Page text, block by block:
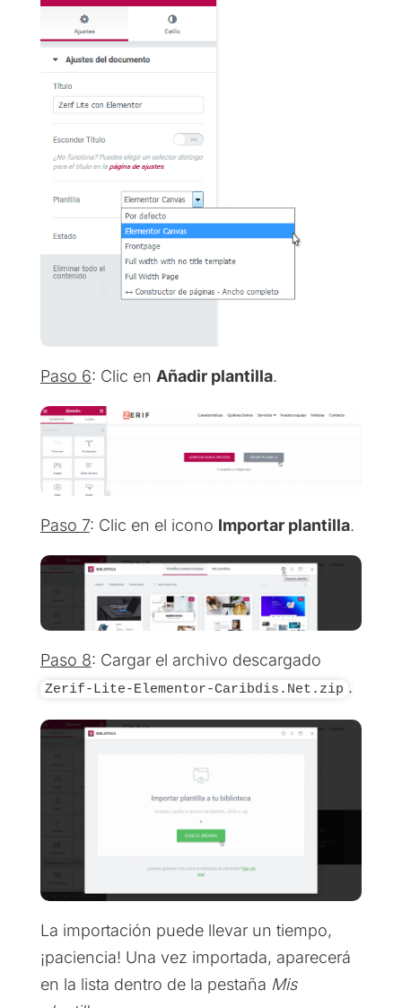
Paso 6: Clic en Añadir plantilla.
Paso 7: Clic en el icono Importar plantilla.
Paso 8: Cargar el archivo descargado
Zerif-Lite-Elementor-Caribdis.Net.zip .
La importación puede llevar un tiempo,
¡paciencia! Una vez importada, aparecerá
en la lista dentro de la pestaña Mis